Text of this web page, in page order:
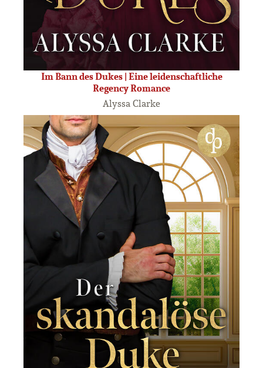
Im Bann des Dukes | Eine leidenschaftliche
Regency Romance
Alyssa Clarke